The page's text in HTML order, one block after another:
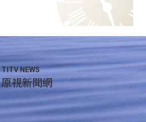
TITV NEWS
原視新聞網